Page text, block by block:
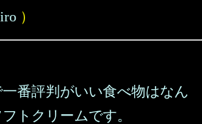
）
番評判がいい食べ物はなん
トクリームです。